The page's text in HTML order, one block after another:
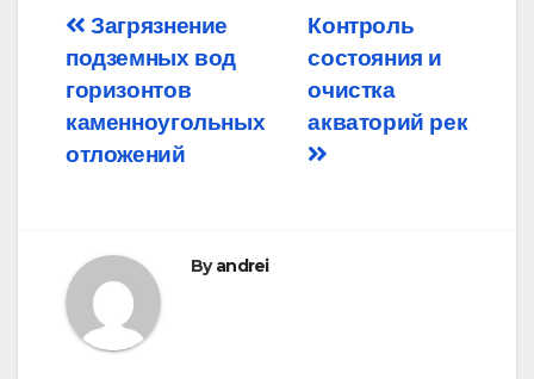
Post
navigation
Контроль
состояния и
очистка
акваторий рек
Загрязнение
подземных вод
горизонтов
каменноугольных
отложений
Byandrei